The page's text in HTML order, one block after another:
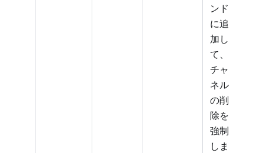
ンド
に追
加し
て、
チャ
ネル
の削
除を
強制
しま